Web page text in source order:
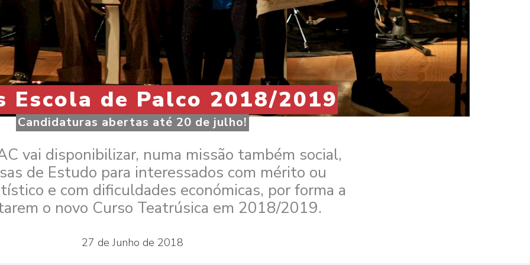
Escola de Palco 2018/2019
Candidaturas abertas até 20 de julho!
vai disponibilizar, numa missão também social,
de Estudo para interessados com mérito ou
e com dificuldades económicas, por forma a
o novo Curso Teatrúsica em 2018/2019.
27 de Junho de 2018